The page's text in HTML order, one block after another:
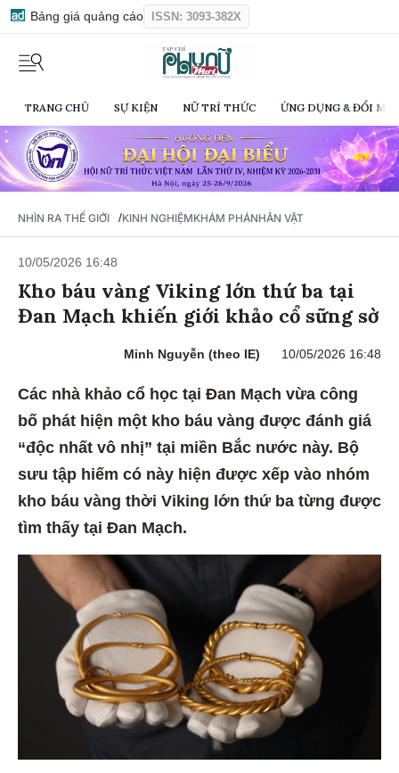
Bảng giá quảng cáo ISSN: 3093-382X
TRANG CHỦ SỰ KIỆN NỮ TRÍ THỨC ỨNG DỤNG & ĐỔI
NHÌN RA THẾ GIỚI /KINH NGHIỆMKHÁM PHÁNHÂN VẬT
10/05/2026 16:48
Kho báu vàng Viking lớn thứ ba tại
Đan Mạch khiến giới khảo cổ sững sờ
Minh Nguyễn (theo IE) 10/05/2026 16:48
Các nhà khảo cổ học tại Đan Mạch vừa công
bố phát hiện một kho báu vàng được đánh giá
“độc nhất vô nhị” tại miền Bắc nước này. Bộ
sưu tập hiếm có này hiện được xếp vào nhóm
kho báu vàng thời Viking lớn thứ ba từng được
tìm thấy tại Đan Mạch.